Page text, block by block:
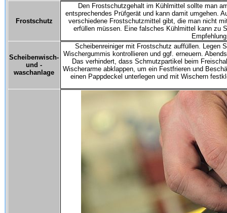
Frostschutz
Den Frostschutzgehalt im Kühlmittel sollte man
entsprechendes Prüfgerät und kann damit umgehen.
verschiedene Frostschutzmittel gibt, die man nicht
erfüllen müssen. Eine falsches Kühlmittel kann zu
Scheibenwisch-
und -
waschanlage
Scheibenreiniger mit Frostschutz auffüllen. Legen
Wischergummis kontrollieren und ggf. erneuern.
Das verhindert, dass Schmutzpartikel beim
Wischerarme abklappen, um ein Festfrieren und
einen Pappdeckel unterlegen und mit Wischern